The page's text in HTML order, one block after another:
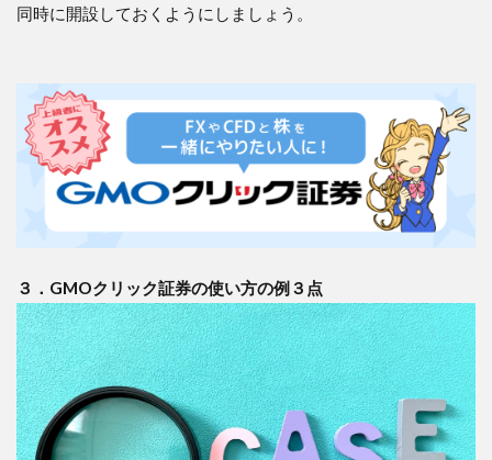
同時に開設しておくようにしましょう。
３．GMOクリック証券の使い方の例３点